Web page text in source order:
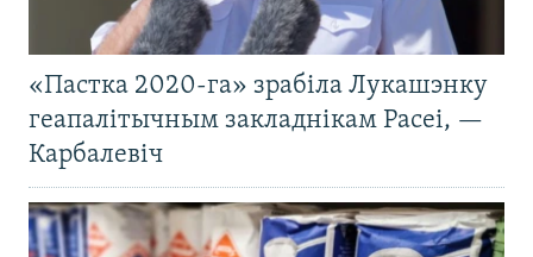
«Пастка 2020-га» зрабіла Лукашэнку
геапалітычным закладнікам Расеі, —
Карбалевіч